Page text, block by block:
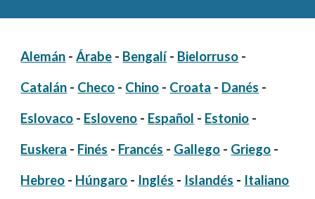
Alemán -Árabe - Bengalí- Bielorruso -
Catalán - Checo - Chino - Croata - Danés -
Eslovaco - Esloveno - Español - Estonio -
Euskera - Finés - Francés - Gallego - Griego -
Hebreo - Húngaro - Inglés - Islandés - Italiano